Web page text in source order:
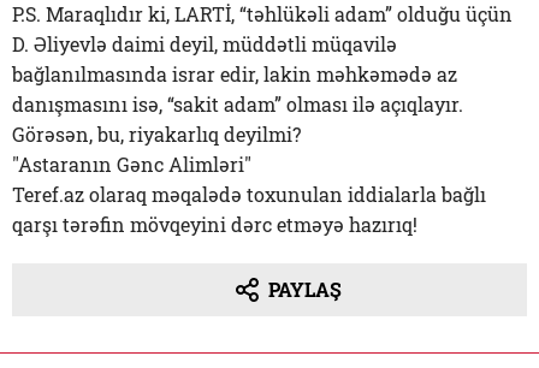
P.S. Maraqlıdır ki, LARTİ, “təhlükəli adam” olduğu üçün
D. Əliyevlə daimi deyil, müddətli müqavilə
bağlanılmasında israr edir, lakin məhkəmədə az
danışmasını isə, “sakit adam” olması ilə açıqlayır.
Görəsən, bu, riyakarlıq deyilmi?
"Astaranın Gənc Alimləri"
Teref.az olaraq məqalədə toxunulan iddialarla bağlı
qarşı tərəfin mövqeyini dərc etməyə hazırıq!
PAYLAŞ